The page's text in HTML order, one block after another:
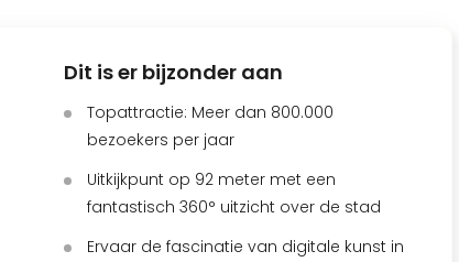
Dit is er bijzonder aan
Topattractie: Meer dan 800.000
bezoekers per jaar
Uitkijkpunt op 92 meter met een
fantastisch 360° uitzicht over de stad
Ervaar de fascinatie van digitale kunst in